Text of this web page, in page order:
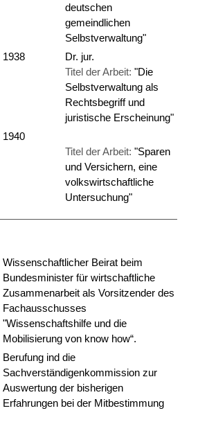
deutschen
gemeindlichen
Selbstverwaltung"
1938
Dr. jur.
Titel der Arbeit: "Die
Selbstverwaltung als
Rechtsbegriff und
juristische Erscheinung"
1940
Titel der Arbeit: "Sparen
und Versichern, eine
volkswirtschaftliche
Untersuchung"
Wissenschaftlicher Beirat beim
Bundesminister für wirtschaftliche
Zusammenarbeit als Vorsitzender des
Fachausschusses
"Wissenschaftshilfe und die
Mobilisierung von know how“.
Berufung ind die
Sachverständigenkommission zur
Auswertung der bisherigen
Erfahrungen bei der Mitbestimmung